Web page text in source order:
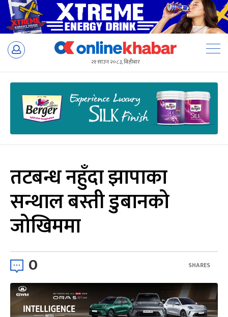
Skip
२१ साउन २०८३, बिहीबार
तटबन्ध नहुँदा झापाका
सन्थाल बस्ती डुबानको
जोखिममा
0 SHARES